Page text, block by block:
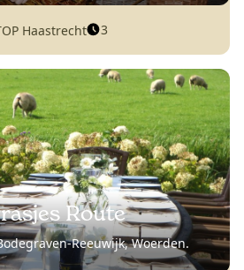
Haastrecht 3
Route
Reeuwijk, Woerden.